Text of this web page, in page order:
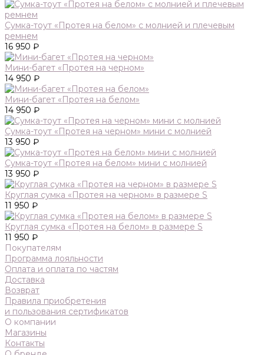
Сумка-тоут «Протея на белом» с молнией и плечевым
ремнем
16 950 ₽
Мини-багет «Протея на черном»
14 950 ₽
Мини-багет «Протея на белом»
14 950 ₽
Сумка-тоут «Протея на черном» мини с молнией
13 950 ₽
Сумка-тоут «Протея на белом» мини с молнией
13 950 ₽
Круглая сумка «Протея на черном» в размере S
11 950 ₽
Круглая сумка «Протея на белом» в размере S
11 950 ₽
Покупателям
Программа лояльности
Оплата и оплата по частям
Доставка
Возврат
Правила приобретения
и пользования сертификатов
О компании
Магазины
Контакты